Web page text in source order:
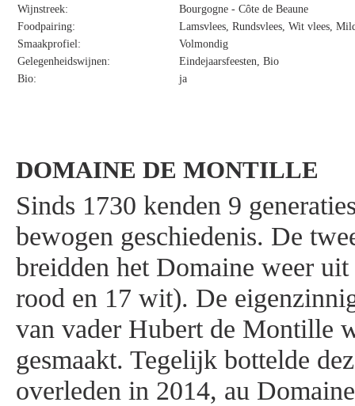
Wijnstreek:
Bourgogne - Côte de Beaune
Foodpairing:
Lamsvlees, Rundsvlees, Wit vlees,
Smaakprofiel:
Volmondig
Gelegenheidswijnen:
Eindejaarsfeesten, Bio
Bio:
ja
DOMAINE DE MONTILLE
Sinds 1730 kenden 9
bewogen geschiedenis. De
breidden het Domaine weer
rood en 17 wit). De
van vader Hubert de Montille
gesmaakt. Tegelijk bottelde
overleden in 2014, au